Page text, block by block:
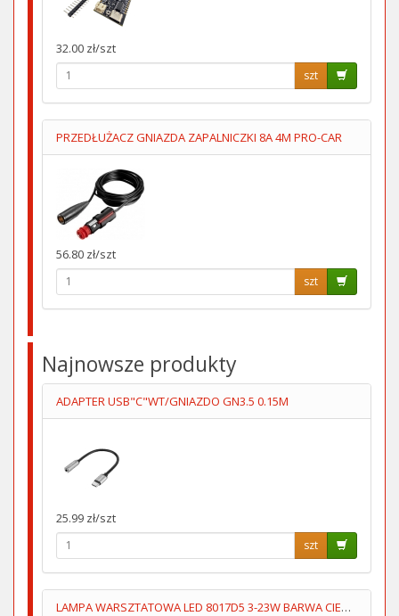
32.00 zł/szt
szt
PRZEDŁUŻACZ GNIAZDA ZAPALNICZKI 8A 4M PRO-CAR
56.80 zł/szt
szt
Najnowsze produkty
ADAPTER USB"C"WT/GNIAZDO GN3.5 0.15M
25.99 zł/szt
szt
LAMPA WARSZTATOWA LED 8017D5 3-23W BARWA CIEPŁA/ZIMNA